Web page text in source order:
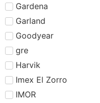
Gardena
Garland
Goodyear
gre
Harvik
Imex El Zorro
IMOR